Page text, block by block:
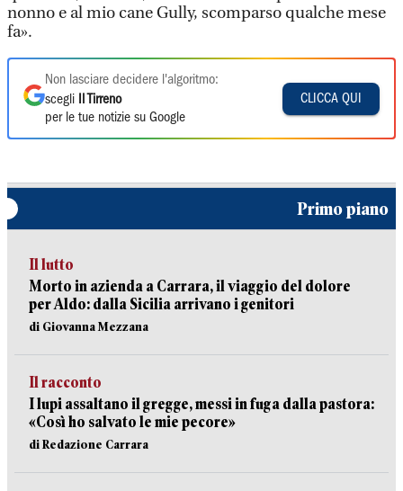
nonno e al mio cane Gully, scomparso qualche mese
fa».
Non lasciare decidere l'algoritmo:
scegli
Il Tirreno
per le tue notizie su Google
CLICCA QUI
Primo piano
Il lutto
Morto in azienda a Carrara, il viaggio del dolore
per Aldo: dalla Sicilia arrivano i genitori
di Giovanna Mezzana
Il racconto
I lupi assaltano il gregge, messi in fuga dalla pastora:
«Così ho salvato le mie pecore»
di Redazione Carrara